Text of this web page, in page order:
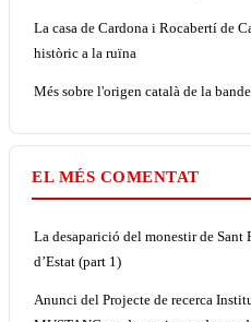
La casa de Cardona i Rocabertí de
històric a la ruïna
Més sobre l'origen català de la
EL MÉS COMENTAT
La desaparició del monestir de Sant
d’Estat (part 1)
Anunci del Projecte de recerca